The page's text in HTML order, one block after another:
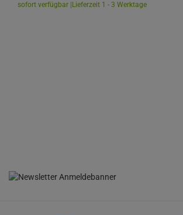
sofort verfügbar | Lieferzeit 1 - 3 Werktage